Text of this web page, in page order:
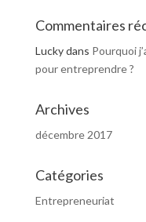
Commentaires
Luckydans Pourquoi
pour entreprendre ?
Archives
décembre 2017
Catégories
Entrepreneuriat